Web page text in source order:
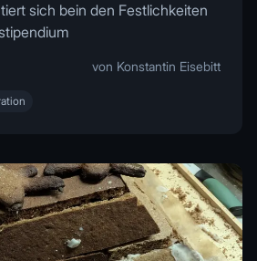
sich bein den Festlichkeiten
von Konstantin Eisebitt